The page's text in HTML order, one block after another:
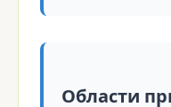
Области